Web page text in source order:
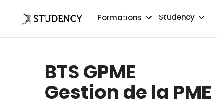
Formations Studency
BTS GPME
Gestion de la PME